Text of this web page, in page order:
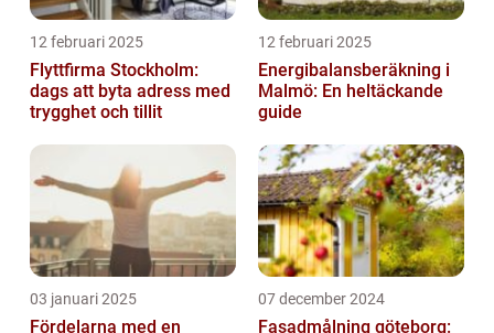
12 februari 2025
Flyttfirma Stockholm:
dags att byta adress med
trygghet och tillit
12 februari 2025
Energibalansberäkning i
Malmö: En heltäckande
guide
03 januari 2025
Fördelarna med en
07 december 2024
Fasadmålning göteborg: